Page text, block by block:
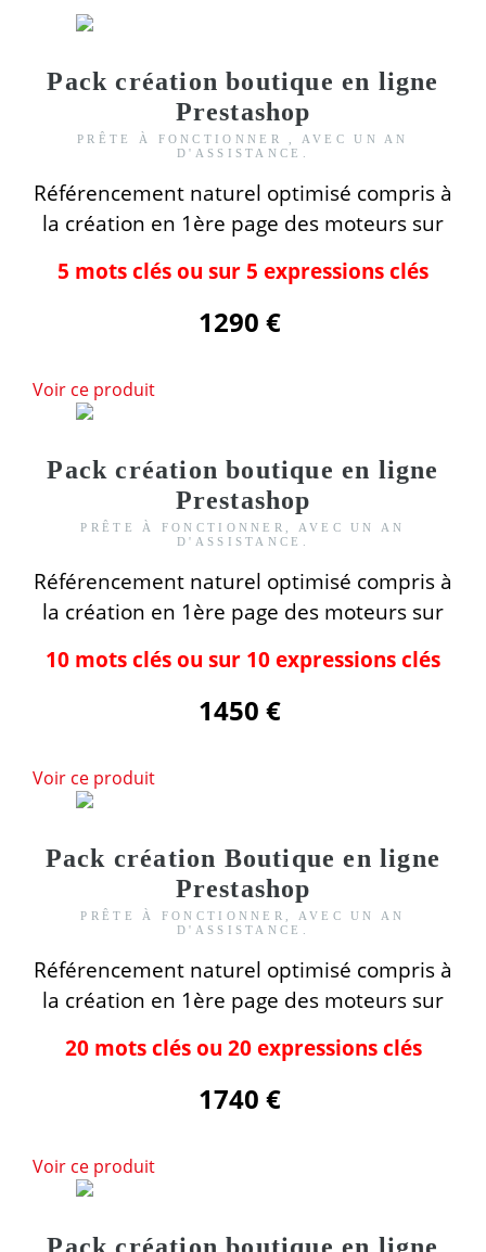
Pack création boutique en ligne
Prestashop
PRÊTE À FONCTIONNER , AVEC UN AN
D'ASSISTANCE.
Référencement naturel optimisé compris à
la création en 1ère page des moteurs sur
5 mots clés ou sur 5 expressions clés
1290 €
Voir ce produit
Pack création boutique en ligne
Prestashop
PRÊTE À FONCTIONNER, AVEC UN AN
D'ASSISTANCE.
Référencement naturel optimisé compris à
la création en 1ère page des moteurs sur
10 mots clés ou sur 10 expressions clés
1450 €
Voir ce produit
Pack création Boutique en ligne
Prestashop
PRÊTE À FONCTIONNER, AVEC UN AN
D'ASSISTANCE.
Référencement naturel optimisé compris à
la création en 1ère page des moteurs sur
20 mots clés ou 20 expressions clés
1740 €
Voir ce produit